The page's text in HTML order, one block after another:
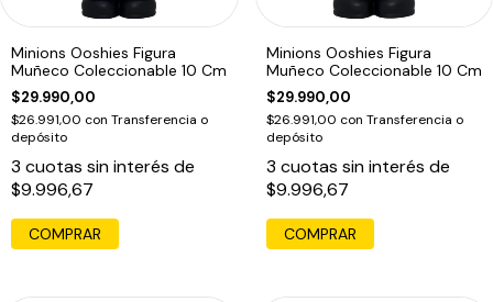
Minions Ooshies Figura
Muñeco Coleccionable 10 Cm
$29.990,00
$26.991,00 con Transferencia o
depósito
3 cuotas sin interés de
$9.996,67
Minions Ooshies Figura
Muñeco Coleccionable 10 Cm
$29.990,00
$26.991,00 con Transferencia o
depósito
3 cuotas sin interés de
$9.996,67